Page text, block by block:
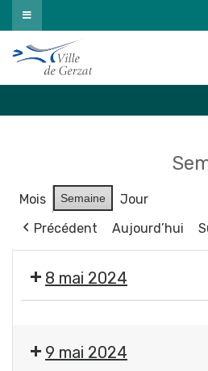
Passer
au
contenu
Mois Semaine
Jour
Précédent
Aujourd’hui
8 mai 2024
des9 mai 2024